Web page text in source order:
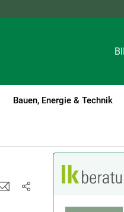
Bauen, Energie & Technik